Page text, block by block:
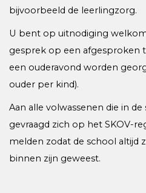
bijvoorbeeld de leerlingzorg.
U bent op uitnodiging
gesprek op een afgesproken
een ouderavond worden
ouder per kind).
Aan alle volwassenen die in
gevraagd zich op het SKOV-
melden zodat de school altijd
binnen zijn geweest.